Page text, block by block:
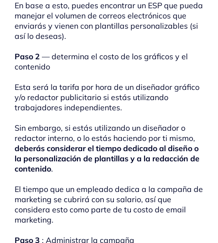
En base a esto, puedes encontrar un ESP que pueda
manejar el volumen de correos electrónicos que
enviarás y vienen con plantillas personalizables (si
así lo deseas).
Paso 2 — determina el costo de los gráficos y el
contenido
Esta será la tarifa por hora de un diseñador gráfico
y/o redactor publicitario si estás utilizando
trabajadores independientes.
Sin embargo, si estás utilizando un diseñador o
redactor interno, o lo estás haciendo por ti mismo,
deberás considerar el tiempo dedicado al diseño o
la personalización de plantillas y a la redacción de
contenido.
El tiempo que un empleado dedica a la campaña de
marketing se cubrirá con su salario, así que
considera esto como parte de tu costo de email
marketing.
Paso 3 : Administrar la campaña